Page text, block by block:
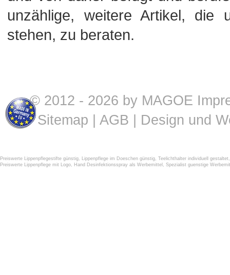
unzählige, weitere Artikel, die
stehen, zu beraten.
© 2012 - 2026 by MAGOE
Sitemap
AGB | Design und
Preiswerte Lippenpflegestifte günstig, Lippenpflege im Doeschen günstig, Teelichthalter individuell gestaltet
Preiswerte Lippenpflege mit Logo, Hand Desinfektionsspray als Werbemittel , Spezialist guenstige